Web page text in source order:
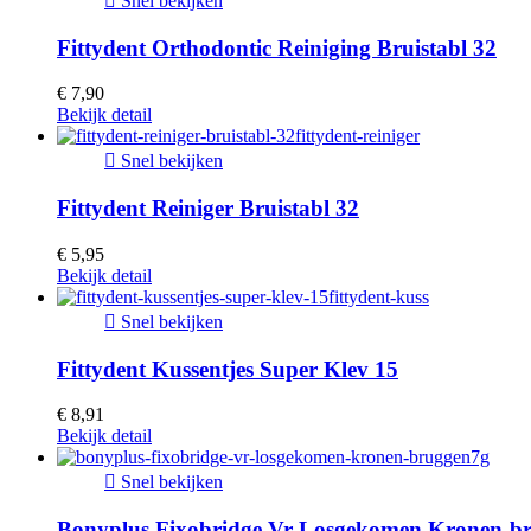
Fittydent Orthodontic Reiniging Bruistabl 32
€ 7,90
Bekijk detail
 Snel bekijken
Fittydent Reiniger Bruistabl 32
€ 5,95
Bekijk detail
 Snel bekijken
Fittydent Kussentjes Super Klev 15
€ 8,91
Bekijk detail
 Snel bekijken